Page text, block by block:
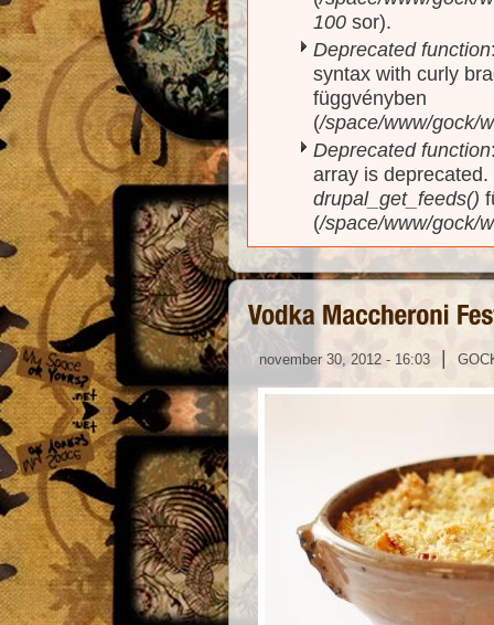
100 sor).
Deprecated function
syntax with curly
függvényben
(/space/www/gock/
Deprecated function
array is
drupal_get_feeds()
(/space/www/gock/
november 30, 2012 - 16:03 |